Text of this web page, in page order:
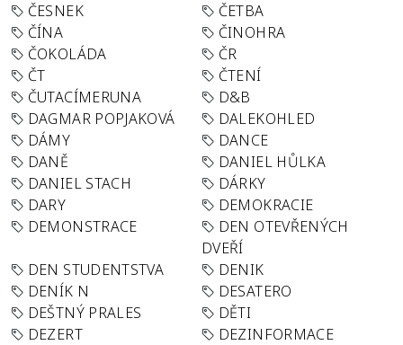
ČESNEK
ČETBA
ČÍNA
ČINOHRA
ČOKOLÁDA
ČR
ČT
ČTENÍ
ČUTACÍMERUNA
D&B
DAGMAR POPJAKOVÁ
DALEKOHLED
DÁMY
DANCE
DANĚ
DANIEL HŮLKA
DANIEL STACH
DÁRKY
DARY
DEMOKRACIE
DEMONSTRACE
DEN OTEVŘENÝCH
DVEŘÍ
DEN STUDENTSTVA
DENIK
DENÍK N
DESATERO
DEŠTNÝ PRALES
DĚTI
DEZERT
DEZINFORMACE